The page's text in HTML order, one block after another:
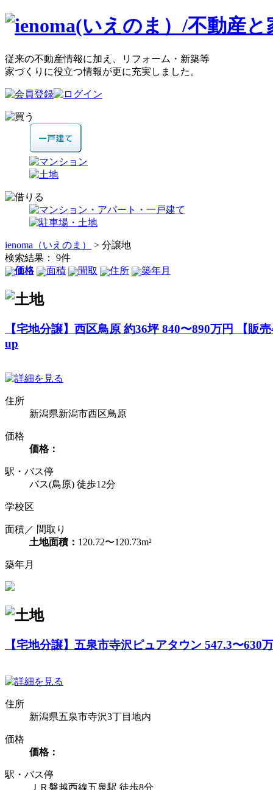
従来の不動産情報に加え、リフォーム・新築等
家づくりに役立つ情報が更に充実しました。
ienoma（いえのま）
> 分譲地
検索結果： 9件
価格
面積 間取 住所 築年月
【宅地分譲】西区鳥原 約36坪 840〜890万円 【販売
up
住所
新潟県新潟市西区鳥原
価格
価格：
駅・バス停
バス(鳥原) 徒歩12分
学校区
面積／ 間取り
土地面積： 120.72〜120.73m²
築年月
【宅地分譲】五泉市寺沢ピュアタウン 547.3〜
住所
新潟県五泉市寺沢3丁目地内
価格
価格：
駅・バス停
ＪＲ磐越西線五泉駅 徒歩8分